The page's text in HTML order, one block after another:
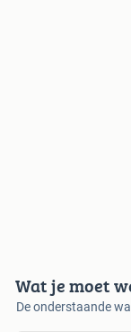
Wat je moet
De onderstaande